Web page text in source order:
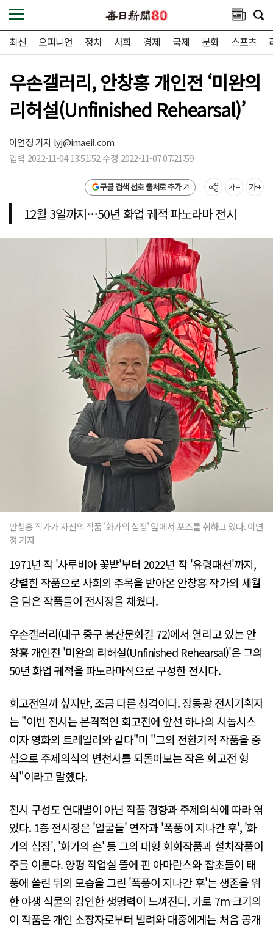
최신 오피니언 정치 사회 경제 국제 문화 스포츠
우손갤러리, 안창홍 개인전 ‘미완의
리허설(Unfinished Rehearsal)’
이연정 기자lyj@imaeil.com
입력 2022-11-04 13:51:52 수정 2022-11-07 07:21:59
구글 검색 선호 출처로 추가
12월 3일까지…50년 화업 궤적 파노라마 전시
안창홍 작가가 자신의 작품 '화가의 심장' 앞에서 포즈를 취하고 있다. 이연
정 기자
1971년 작 '사루비아 꽃밭'부터 2022년 작 '유령패션'까지,
강렬한 작품으로 사회의 주목을 받아온 안창홍 작가의 세월
을 담은 작품들이 전시장을 채웠다.
우손갤러리(대구 중구 봉산문화길 72)에서 열리고 있는 안
창홍 개인전 '미완의 리허설(Unfinished Rehearsal)'은 그의
50년 화업 궤적을 파노라마식으로 구성한 전시다.
회고전일까 싶지만, 조금 다른 성격이다. 장동광 전시기획자
는 "이번 전시는 본격적인 회고전에 앞선 하나의 시놉시스
이자 영화의 트레일러와 같다"며 "그의 전환기적 작품을 중
심으로 주제의식의 변천사를 되돌아보는 작은 회고전 형
식"이라고 말했다.
전시 구성도 연대별이 아닌 작품 경향과 주제의식에 따라 엮
었다. 1층 전시장은 '얼굴들' 연작과 '폭풍이 지나간 후', '화
가의 심장', '화가의 손' 등 그의 대형 회화작품과 설치작품이
주를 이룬다. 양평 작업실 뜰에 핀 아마란스와 잡초들이 태
풍에 쓸린 뒤의 모습을 그린 '폭풍이 지나간 후'는 생존을 위
한 야생 식물의 강인한 생명력이 느껴진다. 가로 7m 크기의
이 작품은 개인 소장자로부터 빌려와 대중에게는 처음 공개